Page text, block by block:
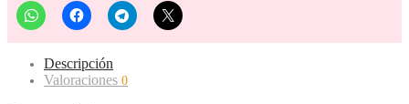
Descripción
Valoraciones 0